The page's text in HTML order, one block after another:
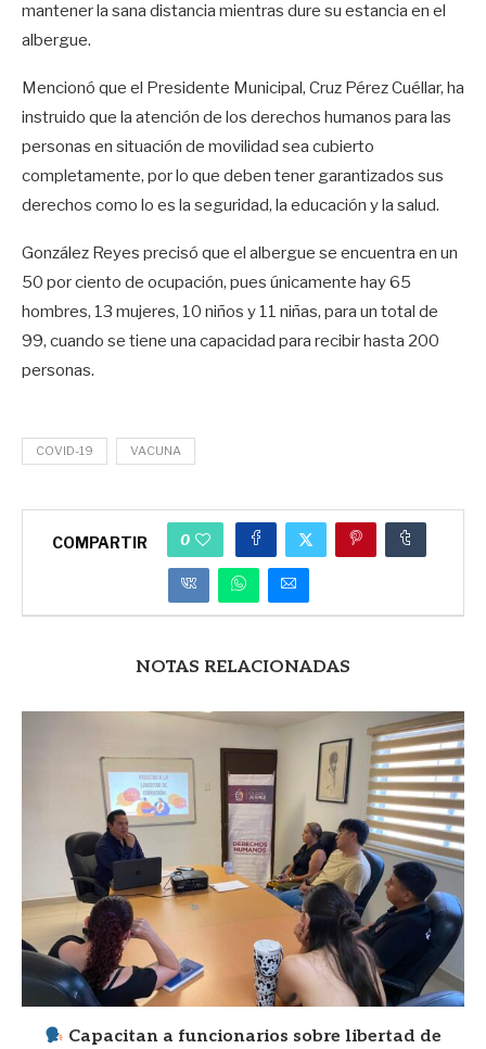
mantener la sana distancia mientras dure su estancia en el
albergue.
Mencionó que el Presidente Municipal, Cruz Pérez Cuéllar, ha
instruido que la atención de los derechos humanos para las
personas en situación de movilidad sea cubierto
completamente, por lo que deben tener garantizados sus
derechos como lo es la seguridad, la educación y la salud.
González Reyes precisó que el albergue se encuentra en un
50 por ciento de ocupación, pues únicamente hay 65
hombres, 13 mujeres, 10 niños y 11 niñas, para un total de
99, cuando se tiene una capacidad para recibir hasta 200
personas.
COVID-19 VACUNA
COMPARTIR 0
NOTAS RELACIONADAS
Capacitan a funcionarios sobre libertad de